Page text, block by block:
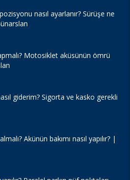
nasıl ayarlanır? Sürüşe ne
Motosiklet aküsünün ömrü
giderim? Sigorta ve kasko gerekli
Akünün bakımı nasıl yapılır? |